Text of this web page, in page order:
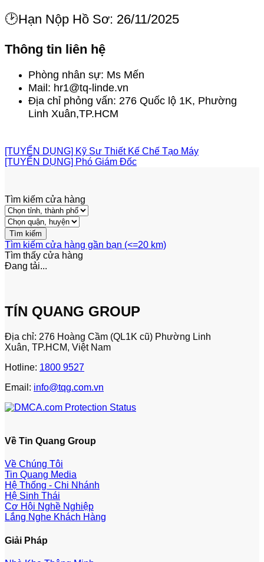
🕑Hạn Nộp Hồ Sơ: 26/11/2025
Thông tin liên hệ
Phòng nhân sự: Ms Mến
Mail: hr1@tq-linde.vn
Địa chỉ phỏng vấn: 276 Quốc lộ 1K, Phường
Linh Xuân,TP.HCM
[TUYỂN DỤNG] Kỹ Sư Thiết Kế Chế Tạo Máy
[TUYỂN DỤNG] Phó Giám Đốc
Tìm kiếm cửa hàng
Tìm kiếm cửa hàng gần bạn (<=20 km)
Tìm thấy cửa hàng
Đang tải...
TÍN QUANG GROUP
Địa chỉ: 276 Hoàng Cầm (QL1K cũ) Phường Linh
Xuân, TP.HCM, Việt Nam
Hotline: 1800 9527
Email: info@tqg.com.vn
Về Tin Quang Group
Về Chúng Tôi
Tin Quang Media
Hệ Thống - Chi Nhánh
Hệ Sinh Thái
Cơ Hội Nghề Nghiệp
Lắng Nghe Khách Hàng
Giải Pháp